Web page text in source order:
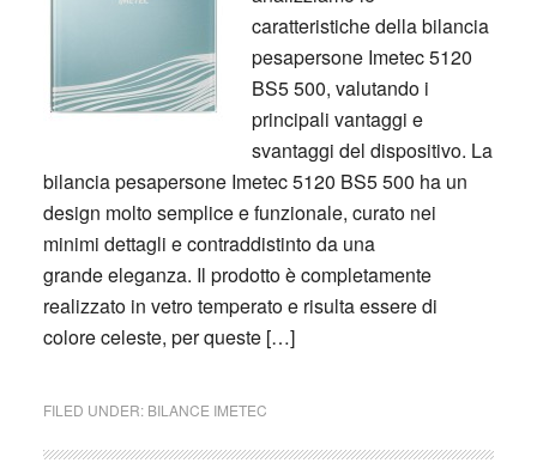
caratteristiche della bilancia
pesapersone Imetec 5120
BS5 500, valutando i
principali vantaggi e
svantaggi del dispositivo. La
bilancia pesapersone Imetec 5120 BS5 500 ha un
design molto semplice e funzionale, curato nei
minimi dettagli e contraddistinto da una
grande eleganza. Il prodotto è completamente
realizzato in vetro temperato e risulta essere di
colore celeste, per queste […]
FILED UNDER: BILANCE IMETEC